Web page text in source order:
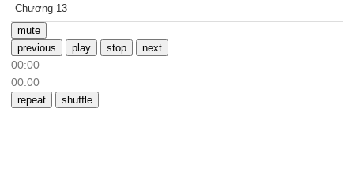
Chương 13
mute
previous
play stop next
00:00
00:00
repeat shuffle